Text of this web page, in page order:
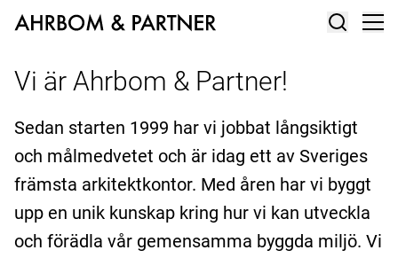
Vi är Ahrbom & Partner!
Sedan starten 1999 har vi jobbat långsiktigt
och målmedvetet och är idag ett av Sveriges
främsta arkitektkontor. Med åren har vi byggt
upp en unik kunskap kring hur vi kan utveckla
och förädla vår gemensamma byggda miljö. Vi